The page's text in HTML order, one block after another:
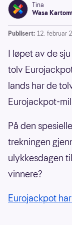
Tina
Wasa
Publisert: 12. februar
I løpet av de
tolv
lands har de
Eurojackpot-
På den
trekningen
ulykkesdagen
vinnere?
Eurojackpot